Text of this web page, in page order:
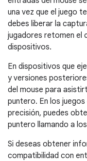
una vez que el juego
debes liberar la
jugadores retomen el
dispositivos.
En dispositivos que
y versiones
del mouse para
puntero. En los
precisión, puedes
puntero llamando a
Si deseas obtener
compatibilidad con